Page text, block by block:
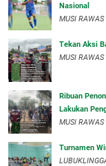
Nasional
MUSI
Tekan Aksi
MUSI
Ribuan
Lakukan
MUSI
Turnamen